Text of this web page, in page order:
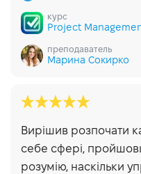
курс
Project
преподаватель
Марина Сокирко
Вирішив розпочати
себе сфері,
розумію, наскільки